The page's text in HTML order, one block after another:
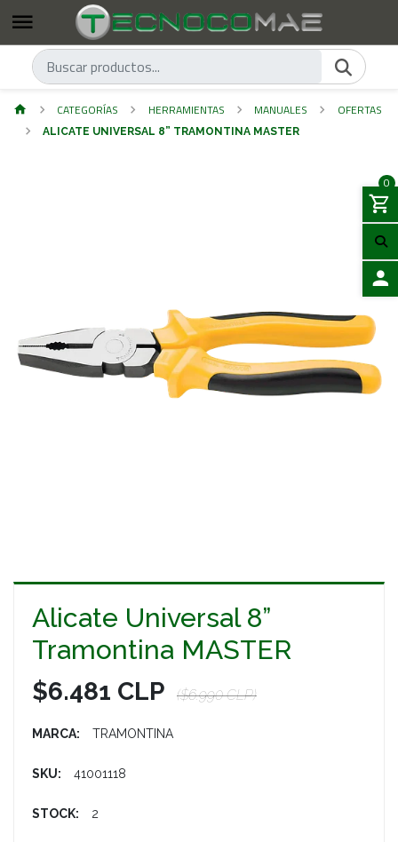
0
CATEGORÍAS HERRAMIENTAS MANUALES OFERTAS
ALICATE UNIVERSAL 8” TRAMONTINA MASTER
Alicate Universal 8”
Tramontina MASTER
$6.481 CLP ($6.990 CLP)
MARCA: TRAMONTINA
SKU: 41001118
STOCK: 2